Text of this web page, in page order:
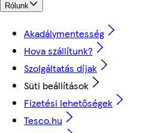
Rólunk
Akadálymentesség
Hova szállítunk?
Szolgáltatás díjak
Süti beállítások
Fizetési lehetőségek
Tesco.hu